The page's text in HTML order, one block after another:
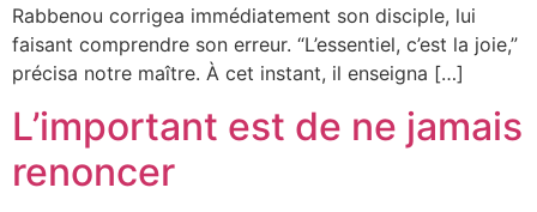
Rabbenou corrigea immédiatement son disciple, lui
faisant comprendre son erreur. “L’essentiel, c’est la joie,”
précisa notre maître. À cet instant, il enseigna […]
L’important est de ne jamais
renoncer